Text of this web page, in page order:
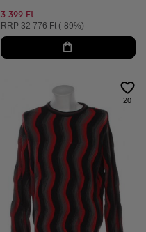
3 399 Ft
Ajánlott ár:
RRP 32 776 Ft (-89%)
20